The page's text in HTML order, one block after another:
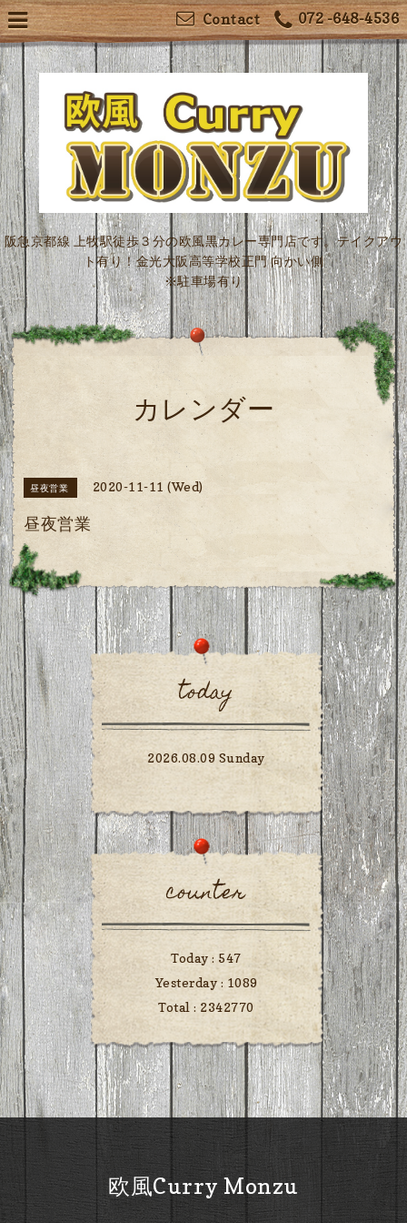
072 -648-4536
Contact
阪急京都線 上牧駅徒歩３分の欧風黒カレー専門店です。テイクアウ
ト有り！金光大阪高等学校正門 向かい側
※駐車場有り
カレンダー
昼夜営業 2020-11-11 (Wed)
昼夜営業
today
2026.08.09 Sunday
counter
Today : 547
Yesterday : 1089
Total : 2342770
欧風Curry Monzu